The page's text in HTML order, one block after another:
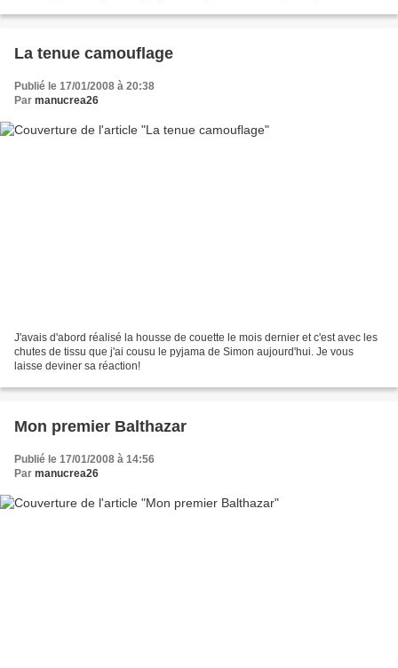
La tenue camouflage
Publié le 17/01/2008 à 20:38
Par manucrea26
J'avais d'abord réalisé la housse de couette le mois dernier et c'est avec les
chutes de tissu que j'ai cousu le pyjama de Simon aujourd'hui. Je vous
laisse deviner sa réaction!
Mon premier Balthazar
Publié le 17/01/2008 à 14:56
Par manucrea26